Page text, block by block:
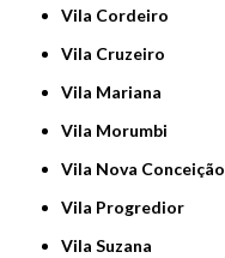
Vila Cordeiro
Vila Cruzeiro
Vila Mariana
Vila Morumbi
Vila Nova Conceição
Vila Progredior
Vila Suzana